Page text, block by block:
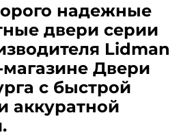
надежные
двери серии
Lidman
магазине Двери
с быстрой
аккуратной